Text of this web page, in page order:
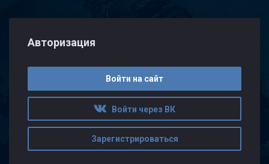
Авторизация
Войти на сайт
Войти через ВК
Зарегистрироваться